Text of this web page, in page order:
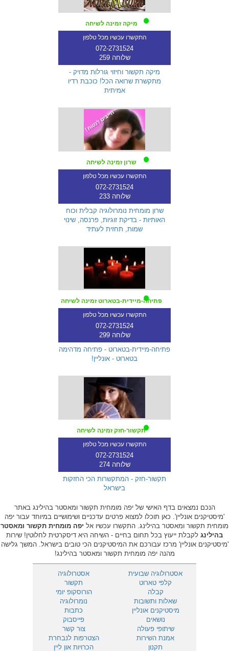
מיקה זמינה לשיחה
התקשרו עכשיו מכל טלפון
072-2731524
שלוחה 259
מיקה תקשור וחיזוי גורלות מדויק -
מתקשרת שרואה הכל! כוכבת רדיו
אמיתית
שרון זמינה לשיחה
התקשרו עכשיו מכל טלפון
072-2731524
שלוחה 233
שרון מומחית נומרולוגיה קבלית וכוח
האותיות - בדיקת זוגיות, פרנסה, שינוי
שמות, תחזית לעתיד
פתיחה-מיידית-בטארוט זמינה לשיחה
התקשרו עכשיו מכל טלפון
072-2731524
שלוחה 299
פתיחה-מיידית-בטארוט - פתיחה מדהימה
בטארוט - אונליין!
תקשור-חזק זמינה לשיחה
התקשרו עכשיו מכל טלפון
072-2731524
שלוחה 274
תקשור-חזק - המתקשרות הכי החזקות
בישראל
הנכם נמצאים בדף האישי של יפה מומחית תקשור ומאסטר בהילינג באתר
'מיסטיקנים אונליין'. כאן תוכלו למצוא פרטים עדכניים ושימושיים במיוחד עבור יפה
מומחית תקשור ומאסטר בהילינג. התקשרו עכשיו אל יפה מומחית תקשור ומאסטר
בהילינג לקבלת ייעוץ בכל תחום בחיים - השיחה היא דיסקרטית לחלוטין! שירות
'מיסטיקנים אונליין' מרכז עבורכם את המיסטיקנים הכי טובים בישראל. המשך גלישה
מהנה יפה מומחית תקשור ומאסטר בהילינג!
אסטרולוגיה
אסטרולוגיה שבועית
תקשור
קלפי טארוט
הורוסקופ יומי
קבלה
נומרולוגיה
שאלות ותשובות
כתבות
מיסטיקנים אונליין
פייסבוק
נושאים
צור קשר
שיתופי פעולה
הצטרפות לנבחרת
אמנת השירות
הכרויות און ליין
תקנון